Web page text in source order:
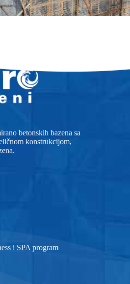
betonskih bazena sa
konstrukcijom,
i SPA program